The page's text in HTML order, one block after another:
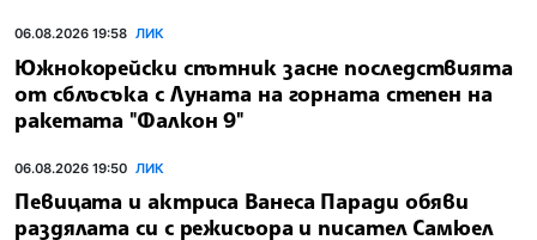
06.08.2026 19:58 ЛИК
Южнокорейски спътник засне последствията
от сблъсъка с Луната на горната степен на
ракетата "Фалкон 9"
06.08.2026 19:50 ЛИК
Певицата и актриса Ванеса Паради обяви
раздялата си с режисьора и писател Самюел